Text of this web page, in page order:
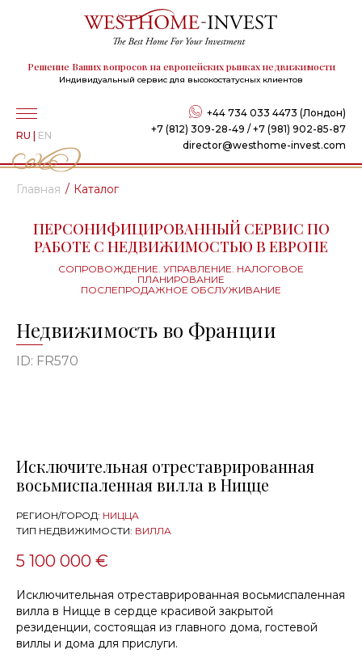
Решение Ваших вопросов на европейских рынках недвижимости
Индивидуальный сервис для высокостатусных клиентов
+44 734 033 4473 (Лондон)
+7 (812) 309-28-49 / +7 (981) 902-85-87
director@westhome-invest.com
RU | EN
Главная Каталог
ПЕРСОНИФИЦИРОВАННЫЙ СЕРВИС ПО
РАБОТЕ С НЕДВИЖИМОСТЬЮ В ЕВРОПЕ
СОПРОВОЖДЕНИЕ. УПРАВЛЕНИЕ. НАЛОГОВОЕ
ПЛАНИРОВАНИЕ
ПОСЛЕПРОДАЖНОЕ ОБСЛУЖИВАНИЕ
Недвижимость во Франции
ID: FR570
Исключительная отреставрированная
восьмиспаленная вилла в Ницце
РЕГИОН/ГОРОД: НИЦЦА
ТИП НЕДВИЖИМОСТИ: ВИЛЛА
5 100 000 €
Исключительная отреставрированная восьмиспаленная
вилла в Ницце в сердце красивой закрытой
резиденции, состоящая из главного дома, гостевой
виллы и дома для прислуги.